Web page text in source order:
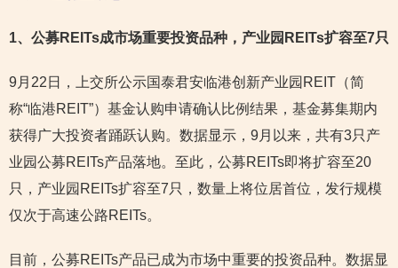
1、公募REITs成市场重要投资品种，产业园REITs扩容至7只
9月22日，上交所公示国泰君安临港创新产业园REIT（简
称“临港REIT”）基金认购申请确认比例结果，基金募集期内
获得广大投资者踊跃认购。数据显示，9月以来，共有3只产
业园公募REITs产品落地。至此，公募REITs即将扩容至20
只，产业园REITs扩容至7只，数量上将位居首位，发行规模
仅次于高速公路REITs。
目前，公募REITs产品已成为市场中重要的投资品种。数据显